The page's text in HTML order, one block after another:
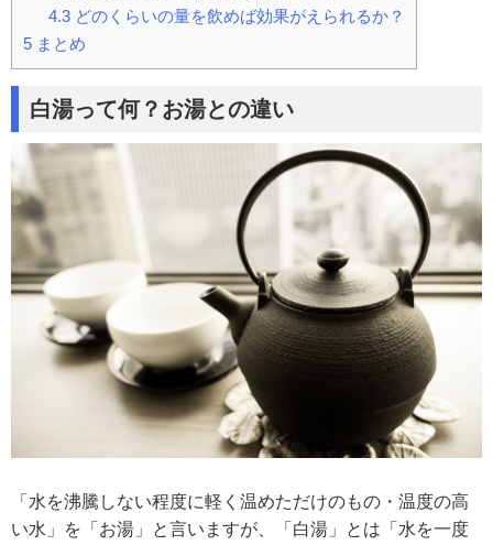
4.3どのくらいの量を飲めば効果がえられるか？
5 まとめ
白湯って何？お湯との違い
「水を沸騰しない程度に軽く温めただけのもの・温度の高
い水」を「お湯」と言いますが、「白湯」とは「水を一度